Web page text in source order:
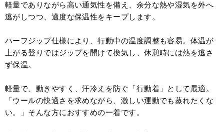
軽量でありながら高い通気性を備え、余分な熱や湿気を外へ
逃がしつつ、適度な保温性をキープします。
ハーフジップ仕様により、行動中の温度調整も容易。体温が
上がる登りではジップを開けて換気し、休憩時には熱を逃さ
ず保温。
軽量で、動きやすく、汗冷えを防ぐ「行動着」として最適。
「ウールの快適さを求めながら、激しい運動でも蒸れたくな
い。」そんな方におすすめの一着です。